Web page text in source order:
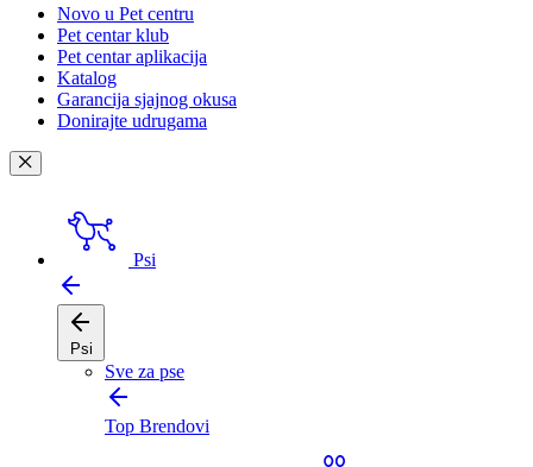
Novo u Pet centru
Pet centar klub
Pet centar aplikacija
Katalog
Garancija sjajnog okusa
Donirajte udrugama
Psi
Psi
Sve za pse
Top Brendovi